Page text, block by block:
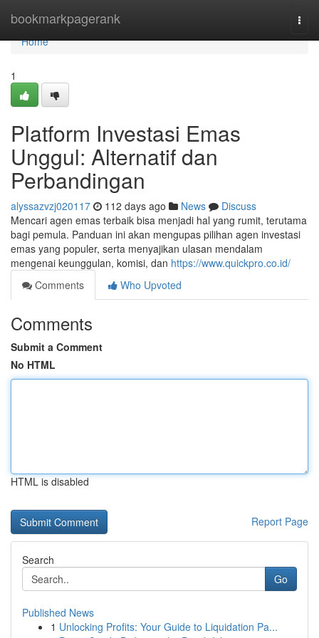
bookmarkpagerank
Home
Home
1
Platform Investasi Emas
Unggul: Alternatif dan
Perbandingan
alyssazvzj020117 112 days ago News
Discuss
Mencari agen emas terbaik bisa menjadi hal yang rumit, terutama
bagi pemula. Panduan ini akan mengupas pilihan agen investasi
emas yang populer, serta menyajikan ulasan mendalam
mengenai keunggulan, komisi, dan https://www.quickpro.co.id/
Comments
Who Upvoted
Comments
Submit a Comment
No HTML
HTML is disabled
Report Page
Search
Go
Published News
1 Unlocking Profits: Your Guide to Liquidation Pa...